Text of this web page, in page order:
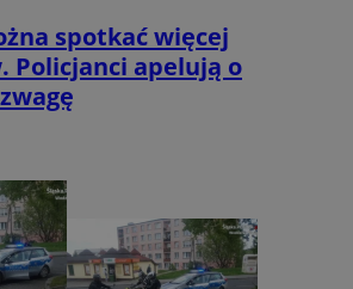
spotkać więcej
Policjanci apelują o